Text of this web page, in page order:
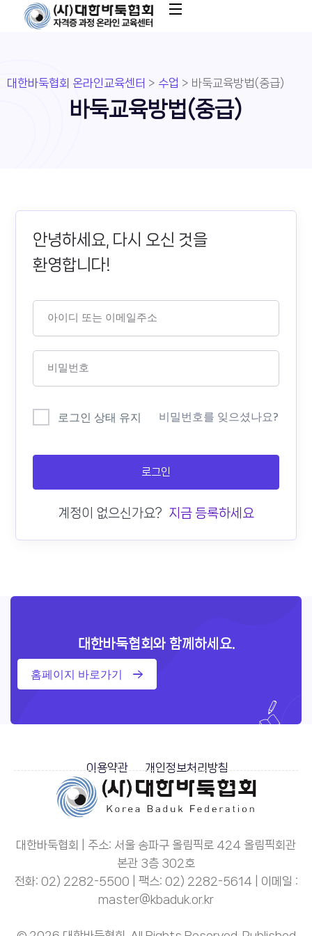
대한바둑협회 온라인교육센터 > 수업 > 바둑교육방법(중급)
바둑교육방법(중급)
안녕하세요, 다시 오신 것을
환영합니다!
로그인 상태 유지 비밀번호를 잊으셨나요?
로그인
계정이 없으신가요? 지금 등록하세요
대한바둑협회와 함께하세요.
홈페이지 바로가기
이용약관 개인정보처리방침
대한바둑협회 | 주소: 서울 송파구 올림픽로 424 올림픽회관
본관 3층 302호
전화: 02) 2282-5500 | 팩스: 02) 2282-5614 | 이메일 :
master@kbaduk.or.kr